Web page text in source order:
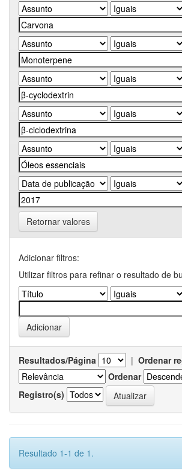
Retornar valores
Adicionar filtros:
Utilizar filtros para refinar o resultado de
Resultados/Página | Ordenar
Ordenar
Registro(s)
Resultado 1-1 de 1.